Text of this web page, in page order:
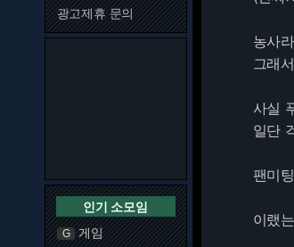
광고제휴 문의
인기 소모임
G 게임
농사
그래
사실
일단
팬미
이랬